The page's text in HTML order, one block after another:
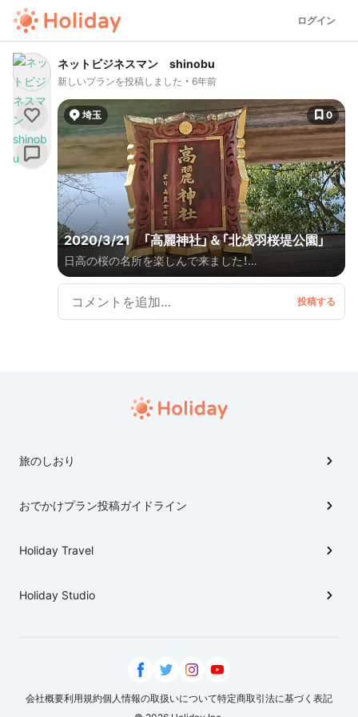
ログイン
ネットビジネスマン shinobu
新しいプランを投稿しました 6年前
埼玉 0
2020/3/21 「高麗神社」＆「北浅羽桜堤公園」
日高の桜の名所を楽しんで来ました！
http://shouryokou.shinobu.pw/archives/82505702.h
tml
旅のしおり
おでかけプラン投稿ガイドライン
Holiday Travel
Holiday Studio
会社概要利用規約個人情報の取扱いについて特定商取引法に基づく表記